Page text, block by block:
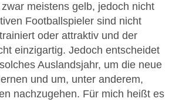
meistens gelb, jedoch nicht
Footballspieler sind nicht
oder attraktiv und der
einzigartig. Jedoch entscheidet
Auslandsjahr, um die neue
und um, unter anderem,
nachzugehen. Für mich heißt es